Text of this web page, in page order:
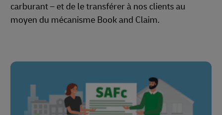
carburant – et de le transférer à nos clients au
moyen du mécanisme Book and Claim.